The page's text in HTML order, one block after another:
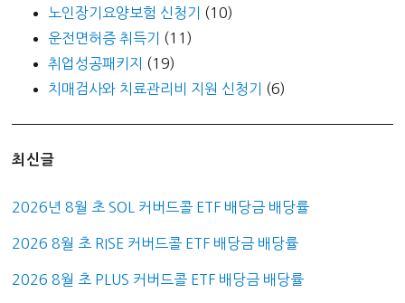
노인장기요양보험 신청기
(10)
운전면허증 취득기
(11)
취업성공패키지
(19)
치매검사와 치료관리비 지원 신청기
(6)
최신글
2026년 8월 초 SOL 커버드콜 ETF 배당금 배당률
2026 8월 초 RISE 커버드콜 ETF 배당금 배당률
2026 8월 초 PLUS 커버드콜 ETF 배당금 배당률